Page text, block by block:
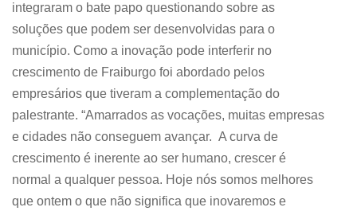
integraram o bate papo questionando sobre as
soluções que podem ser desenvolvidas para o
município. Como a inovação pode interferir no
crescimento de Fraiburgo foi abordado pelos
empresários que tiveram a complementação do
palestrante. “Amarrados as vocações, muitas empresas
e cidades não conseguem avançar. A curva de
crescimento é inerente ao ser humano, crescer é
normal a qualquer pessoa. Hoje nós somos melhores
que ontem o que não significa que inovaremos e